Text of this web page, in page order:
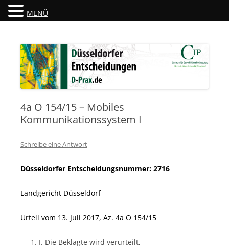
Düsseldorfer Entscheidungen
4a O 154/15 – Mobiles
Kommunikationssystem I
Schreibe eine Antwort
Düsseldorfer Entscheidungsnummer: 2716
Landgericht Düsseldorf
Urteil vom 13. Juli 2017, Az. 4a O 154/15
I. Die Beklagte wird verurteilt,
MENÜ